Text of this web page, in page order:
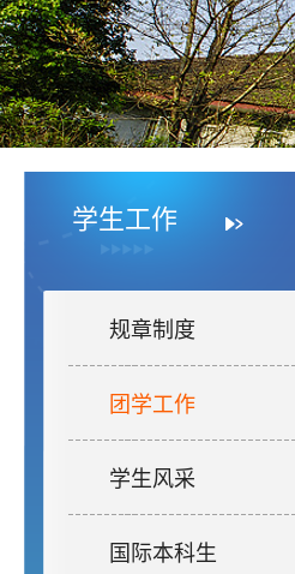
学生工作
规章制度
团学工作
学生风采
国际本科生